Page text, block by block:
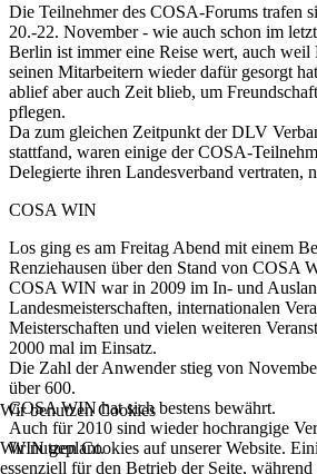
Die Teilnehmer des COSA-Forums trafen
20.-22. November - wie auch schon im
Berlin ist immer eine Reise wert, auch weil
seinen Mitarbeitern wieder dafür gesorgt
ablief aber auch Zeit blieb, um
pflegen.
Da zum gleichen Zeitpunkt der DLV
stattfand, waren einige der COSA-
Delegierte ihren Landesverband vertraten,
COSA WIN
Los ging es am Freitag Abend mit einem
Renziehausen über den Stand von COSA
COSA WIN war in 2009 im In- und
Landesmeisterschaften, internationalen
Meisterschaften und vielen weiteren
2000 mal im Einsatz.
Die Zahl der Anwender stieg von
über 600.
COSA WIN hat sich bestens bewährt.
Auch für 2010 sind wieder hochrangige
WIN geplant.
Wir benutzen Cookies
Wir nutzen Cookies auf unserer Website.
essenziell für den Betrieb der Seite,